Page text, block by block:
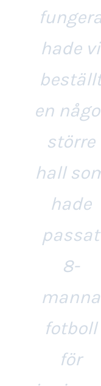
hade vi
en
större
hall
hade
passat
8-
manna
fotboll
för